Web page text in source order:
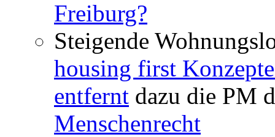
Freiburg?
Steigende
housing first
entfernt dazu die PM
Menschenrecht